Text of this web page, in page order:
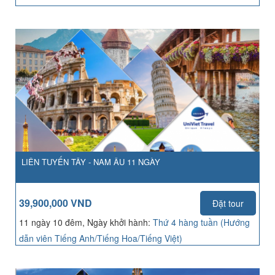
LIÊN TUYẾN TÂY - NAM ÂU 11 NGÀY
39,900,000 VND
Đặt tour
11 ngày 10 đêm, Ngày khởi hành: Thứ 4 hàng tuần (Hướng
dẫn viên Tiếng Anh/Tiếng Hoa/Tiếng Việt)